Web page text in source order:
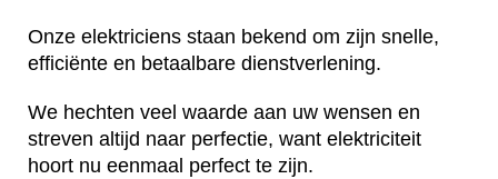
Onze elektriciens staan bekend om zijn snelle,
efficiënte en betaalbare dienstverlening.
We hechten veel waarde aan uw wensen en
streven altijd naar perfectie, want elektriciteit
hoort nu eenmaal perfect te zijn.